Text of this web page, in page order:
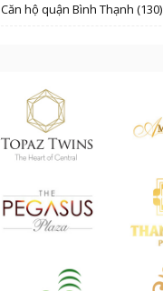
Căn hộ quận Bình Thạnh (130)